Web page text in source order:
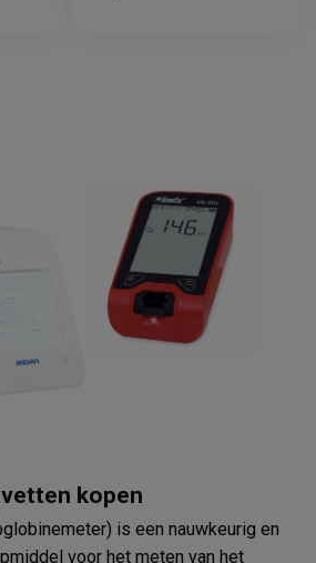
kopen
is een nauwkeurig en
voor het meten van het